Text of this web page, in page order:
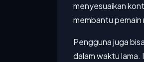
menyesuaikan
membantu
Pengguna juga
dalam waktu lama.